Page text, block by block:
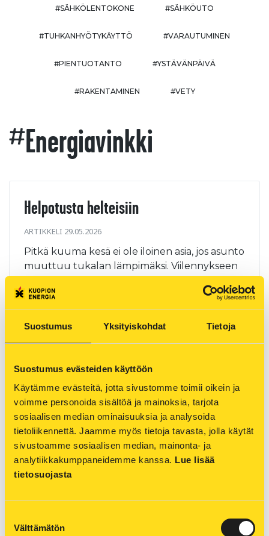
Suostumus Yksityiskohdat Tietoja
Suostumus evästeiden käyttöön
Käytämme evästeitä, jotta sivustomme toimii oikein ja
voimme personoida sisältöä ja mainoksia, tarjota
sosiaalisen median ominaisuuksia ja analysoida
tietoliikennettä. Jaamme myös tietoja tavasta, jolla käytät
sivustoamme sosiaalisen median, mainonta- ja
analytiikkakumppaneidemme kanssa. Lue lisää
tietosuojasta
valinta
Välttämätön
#SÄHKÖLENTOKONE #SÄHKÖUTO
#TUHKANHYÖTYKÄYTTÖ #VARAUTUMINEN
#PIENTUOTANTO #YSTÄVÄNPÄIVÄ
#RAKENTAMINEN #VETY
#energiavinkki
Helpotusta helteisiin
ARTIKKELI 29.05.2026
Pitkä kuuma kesä ei ole iloinen asia, jos asunto
muuttuu tukalan lämpimäksi. Viilennykseen
mahdollisuuksia
ARTIKKELI 29.05.2026
Kotitalouksien älyakkujen yleistyminen
kertoo muutoksesta tavassa, jolla sähköä
tuotetaan ja käytetään.
Energiansäästäjän TOP 7 -lista